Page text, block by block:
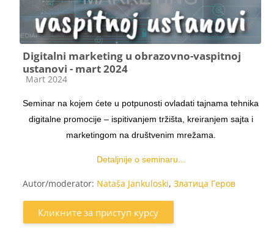
Digitalni marketing u obrazovno-vaspitnoj
ustanovi - mart 2024
Категорија курса
Mart 2024
Seminar na kojem ćete u potpunosti ovladati tajnama tehnika
digitalne promocije – ispitivanjem tržišta, kreiranjem sajta i
marketingom na društvenim mrežama.
Detaljnije o seminaru...
Autor/moderator: Nataša Jankuloski, Златица Геров
Кликните за приступ курсу